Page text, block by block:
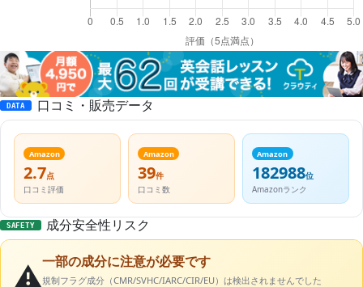
DATA 口コミ・販売データ
Amazon
2.7点
口コミ評価
Amazon
39件
口コミ数
Amazon
182988位
Amazonランク
SAFETY 成分安全性リスク
⚠️一部の成分に注意が必要です
規制フラグ成分（CMR/SVHC/IARC/CIR/EU）は検出されませんでした